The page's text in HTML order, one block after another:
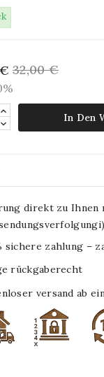
32,00 €
In Den
direkt zu Ihnen
sichere zahlung –
rückgaberecht
versand ab